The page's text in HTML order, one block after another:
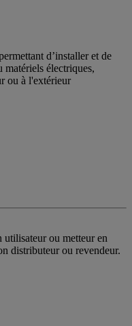
d’installer et de
matériels électriques,
ou à l'extérieur
utilisateur ou metteur en
distributeur ou revendeur.